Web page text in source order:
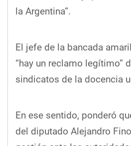
la Argentina”.
El jefe de la bancada
“hay un reclamo legítimo”
sindicatos de la docencia
En ese sentido, ponderó
del diputado Alejandro